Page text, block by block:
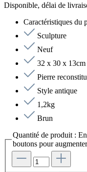
Disponible, délai de
Caractéristiques du
Sculpture
Neuf
32 x 30 x
Pierre
Style antique
1,2kg
Brun
Quantité de produit :
boutons pour